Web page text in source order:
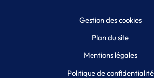
Gestion des cookies
Plan du site
Mentions légales
Politique de confidentialité